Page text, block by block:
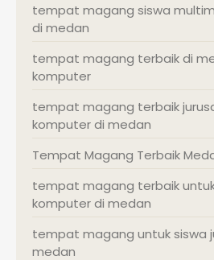
tempat magang siswa
di medan
tempat magang terbaik di
komputer
tempat magang terbaik
komputer di medan
Tempat Magang Terbaik
tempat magang terbaik
komputer di medan
tempat magang untuk siswa
medan